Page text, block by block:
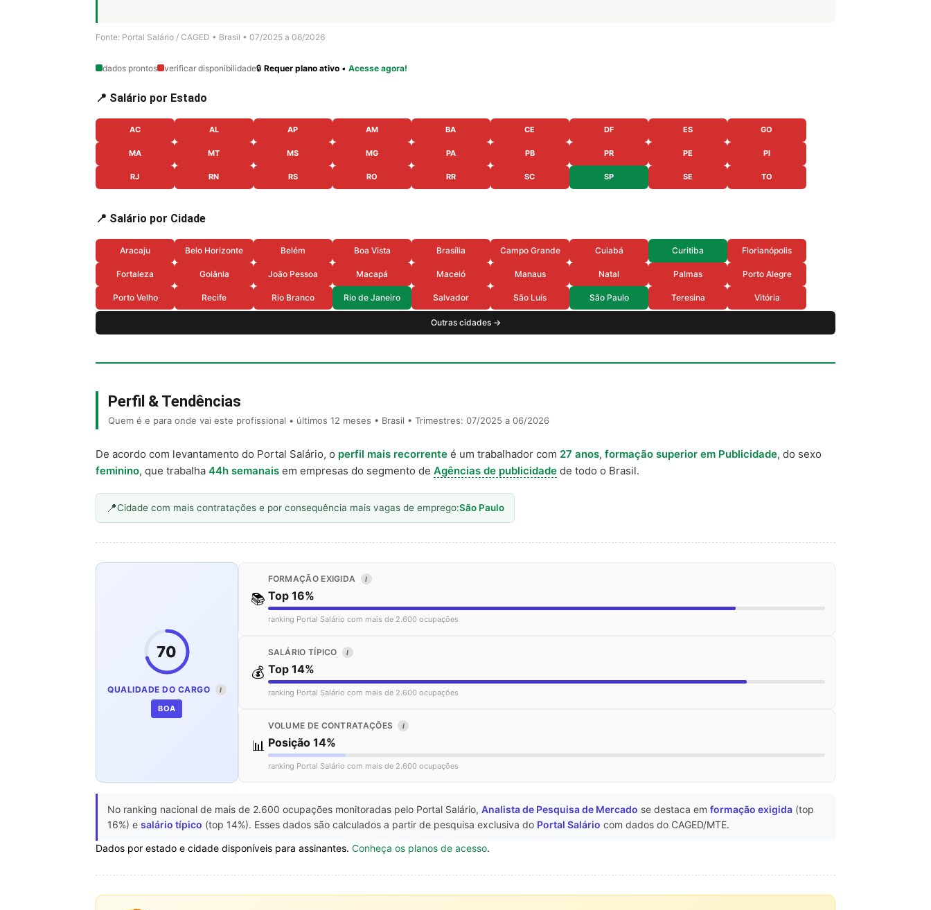
Fonte: Portal Salário / CAGED • Brasil • 07/2025 a 06/2026
dados prontos verificar disponibilidade🔒 Requer plano ativo • Acesse agora!
📍 Salário por Estado
AC AL AP AM BA CE DF ES GO
MA MT MS MG PA PB PR PE PI
RJ RN RS RO RR SC SP SE TO
📍 Salário por Cidade
Aracaju Belo Horizonte Belém Boa Vista Brasília Campo Grande Cuiabá Curitiba Florianópolis
Fortaleza Goiânia João Pessoa Macapá Maceió Manaus Natal Palmas Porto Alegre
Porto Velho Recife Rio Branco Rio de Janeiro Salvador São Luís São Paulo Teresina Vitória
Outras cidades →
Perfil & Tendências
Quem é e para onde vai este profissional • últimos 12 meses • Brasil • Trimestres: 07/2025 a 06/2026
De acordo com levantamento do Portal Salário, o perfil mais recorrente é um trabalhador com 27 anos, formação superior em Publicidade, do sexo
feminino, que trabalha 44h semanais em empresas do segmento de Agências de publicidade de todo o Brasil.
Cidade com mais contratações e por consequência mais vagas de emprego:São Paulo
70
QUALIDADE DO CARGO I
BOA
📚
FORMAÇÃO EXIGIDA I
Top 16%
ranking Portal Salário com mais de 2.600 ocupações
💰
SALÁRIO TÍPICO I
Top 14%
ranking Portal Salário com mais de 2.600 ocupações
📊
VOLUME DE CONTRATAÇÕES I
Posição 14%
ranking Portal Salário com mais de 2.600 ocupações
No ranking nacional de mais de 2.600 ocupações monitoradas pelo Portal Salário, Analista de Pesquisa de Mercado se destaca em formação exigida (top
16%) e salário típico (top 14%). Esses dados são calculados a partir de pesquisa exclusiva do Portal Salário com dados do CAGED/MTE.
Dados por estado e cidade disponíveis para assinantes. Conheça os planos de acesso.